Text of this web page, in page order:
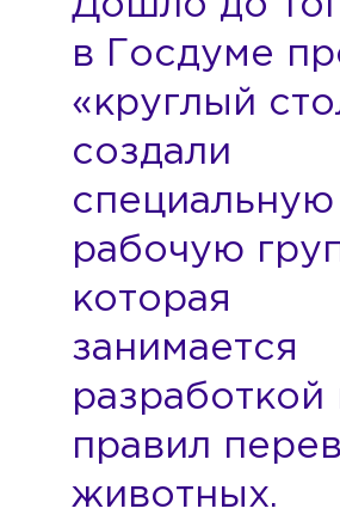
в Госдуме
«круглый
создали
специальную
рабочую
которая
занимается
разработкой
правил
животных.